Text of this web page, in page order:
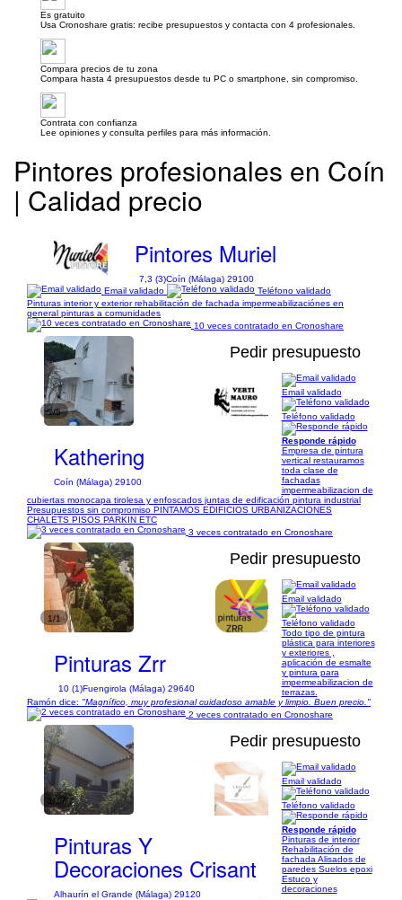
Es gratuito
Usa Cronoshare gratis: recibe presupuestos y contacta con 4 profesionales.
Compara precios de tu zona
Compara hasta 4 presupuestos desde tu PC o smartphone, sin compromiso.
Contrata con confianza
Lee opiniones y consulta perfiles para más información.
Pintores profesionales en Coín
| Calidad precio
Pintores Muriel
7,3 (3)Coín (Málaga) 29100
Email validado
Teléfono validado
Pinturas interior y exterior rehabilitación de fachada impermeabilizaciónes en
general pinturas a comunidades
10 veces contratado en Cronoshare
1/5
Pedir presupuesto
Kathering
Coín (Málaga) 29100
Email validado
Teléfono validado
Responde rápido
Empresa de pintura
vertical restauramos
toda clase de
fachadas
impermeabilizacion de
cubiertas monocapa tirolesa y enfoscados juntas de edificación pintura industrial
Presupuestos sin compromiso PINTAMOS EDIFICIOS URBANIZACIONES
CHALETS PISOS PARKIN ETC
3 veces contratado en Cronoshare
1/1
Pedir presupuesto
Pinturas Zrr
10 (1)Fuengirola (Málaga) 29640
Email validado
Teléfono validado
Todo tipo de pintura
plástica para interiores
y exteriores ,
aplicación de esmalte
y pintura para
impermeabilizacion de
terrazas.
Ramón dice: "Magnífico, muy profesional cuidadoso amable y limpio. Buen precio."
2 veces contratado en Cronoshare
1/17
Pedir presupuesto
Pinturas Y
Decoraciones Crisant
Alhaurín el Grande (Málaga) 29120
Email validado
Teléfono validado
Responde rápido
Pinturas de interior
Rehabilitación de
fachada Alisados de
paredes Suelos epoxi
Estuco y
decoraciones